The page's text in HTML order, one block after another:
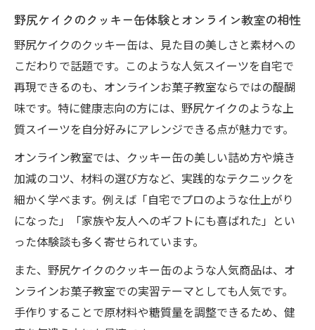
野尻ケイクのクッキー缶体験とオンライン教室の相性
野尻ケイクのクッキー缶は、見た目の美しさと素材への
こだわりで話題です。このような人気スイーツを自宅で
再現できるのも、オンラインお菓子教室ならではの醍醐
味です。特に健康志向の方には、野尻ケイクのような上
質スイーツを自分好みにアレンジできる点が魅力です。
オンライン教室では、クッキー缶の美しい詰め方や焼き
加減のコツ、材料の選び方など、実践的なテクニックを
細かく学べます。例えば「自宅でプロのような仕上がり
になった」「家族や友人へのギフトにも喜ばれた」とい
った体験談も多く寄せられています。
また、野尻ケイクのクッキー缶のような人気商品は、オ
ンラインお菓子教室での実習テーマとしても人気です。
手作りすることで原材料や糖質量を調整できるため、健